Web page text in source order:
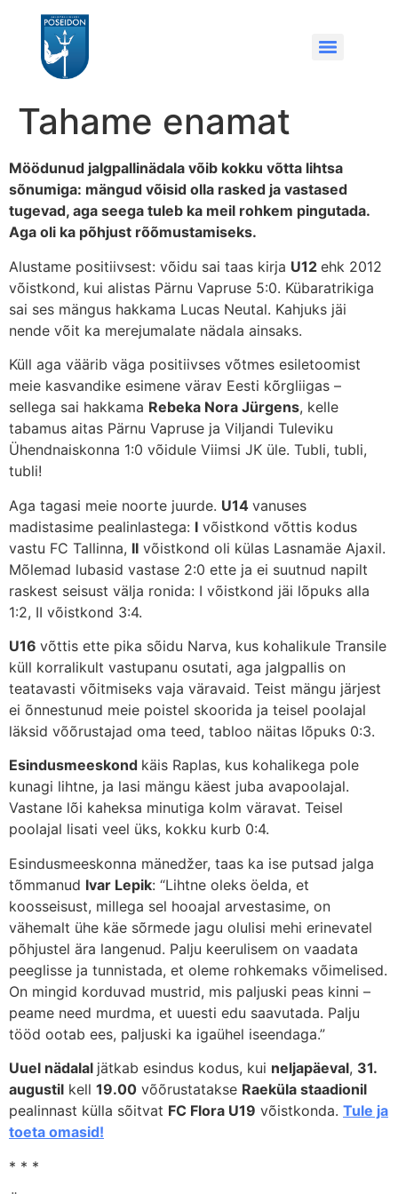
Tahame enamat
Möödunud jalgpallinädala võib kokku võtta lihtsa
sõnumiga: mängud võisid olla rasked ja vastased
tugevad, aga seega tuleb ka meil rohkem pingutada.
Aga oli ka põhjust rõõmustamiseks.
Alustame positiivsest: võidu sai taas kirja U12 ehk 2012
võistkond, kui alistas Pärnu Vapruse 5:0. Kübaratrikiga
sai ses mängus hakkama Lucas Neutal. Kahjuks jäi
nende võit ka merejumalate nädala ainsaks.
Küll aga väärib väga positiivses võtmes esiletoomist
meie kasvandike esimene värav Eesti kõrgliigas –
sellega sai hakkama Rebeka Nora Jürgens, kelle
tabamus aitas Pärnu Vapruse ja Viljandi Tuleviku
Ühendnaiskonna 1:0 võidule Viimsi JK üle. Tubli, tubli,
tubli!
Aga tagasi meie noorte juurde. U14 vanuses
madistasime pealinlastega: I võistkond võttis kodus
vastu FC Tallinna, II võistkond oli külas Lasnamäe Ajaxil.
Mõlemad lubasid vastase 2:0 ette ja ei suutnud napilt
raskest seisust välja ronida: I võistkond jäi lõpuks alla
1:2, II võistkond 3:4.
U16 võttis ette pika sõidu Narva, kus kohalikule Transile
küll korralikult vastupanu osutati, aga jalgpallis on
teatavasti võitmiseks vaja väravaid. Teist mängu järjest
ei õnnestunud meie poistel skoorida ja teisel poolajal
läksid võõrustajad oma teed, tabloo näitas lõpuks 0:3.
Esindusmeeskond käis Raplas, kus kohalikega pole
kunagi lihtne, ja lasi mängu käest juba avapoolajal.
Vastane lõi kaheksa minutiga kolm väravat. Teisel
poolajal lisati veel üks, kokku kurb 0:4.
Esindusmeeskonna mänedžer, taas ka ise putsad jalga
tõmmanud Ivar Lepik: “Lihtne oleks öelda, et
koosseisust, millega sel hooajal arvestasime, on
vähemalt ühe käe sõrmede jagu olulisi mehi erinevatel
põhjustel ära langenud. Palju keerulisem on vaadata
peeglisse ja tunnistada, et oleme rohkemaks võimelised.
On mingid korduvad mustrid, mis paljuski peas kinni –
peame need murdma, et uuesti edu saavutada. Palju
tööd ootab ees, paljuski ka igaühel iseendaga.”
Uuel nädalal jätkab esindus kodus, kui neljapäeval, 31.
augustil kell 19.00 võõrustatakse Raeküla staadionil
pealinnast külla sõitvat FC Flora U19 võistkonda. Tule ja
toeta omasid!
* * *